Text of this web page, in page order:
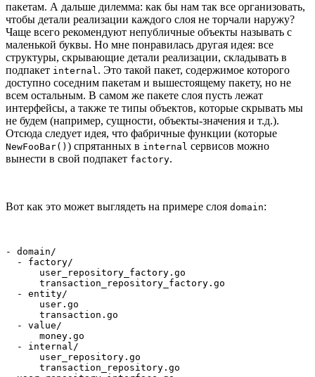
пакетам. А дальше дилемма: как бы нам так все организовать,
чтобы детали реализации каждого слоя не торчали наружу?
Чаще всего рекомендуют непубличные объекты называть с
маленькой буквы. Но мне понравилась другая идея: все
структуры, скрывающие детали реализации, складывать в
подпакет internal. Это такой пакет, содержимое которого
доступно соседним пакетам и вышестоящему пакету, но не
всем остальным. В самом же пакете слоя пусть лежат
интерфейсы, а также те типы объектов, которые скрывать мы
не будем (например, сущности, объекты-значения и т.д.).
Отсюда следует идея, что фабричные функции (которые
NewFooBar() ) спрятанных в internal сервисов можно
вынести в свой подпакет factory.
Вот как это может выглядеть на примере слоя domain:
- domain/
  - factory/
      user_repository_factory.go
      transaction_repository_factory.go
  - entity/
      user.go
      transaction.go
  - value/
      money.go
  - internal/
      user_repository.go
      transaction_repository.go